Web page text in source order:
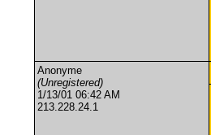
Anonyme
(Unregistered)
1/13/01 06:42 AM
213.228.24.1